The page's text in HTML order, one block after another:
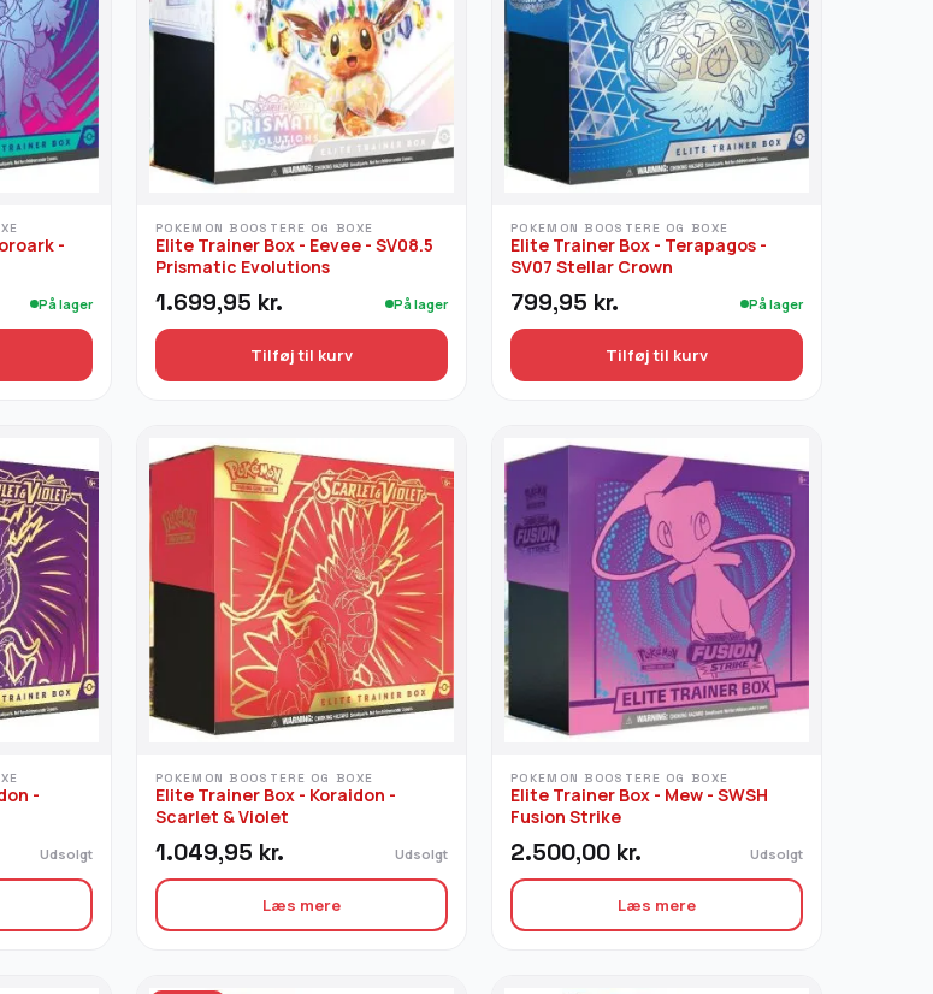
-
På lager
POKEMON BOOSTERE OG BOXE
Elite Trainer Box - Eevee - SV08.5
Prismatic Evolutions
1.699,95 kr. På lager
Tilføj til kurv
POKEMON BOOSTERE OG BOXE
Elite Trainer Box - Terapagos -
SV07 Stellar Crown
799,95 kr. På lager
Tilføj til kurv
-
Udsolgt
POKEMON BOOSTERE OG BOXE
Elite Trainer Box - Koraidon -
Scarlet & Violet
1.049,95 kr. Udsolgt
Læs mere
POKEMON BOOSTERE OG BOXE
Elite Trainer Box - Mew - SWSH
Fusion Strike
2.500,00 kr. Udsolgt
Læs mere